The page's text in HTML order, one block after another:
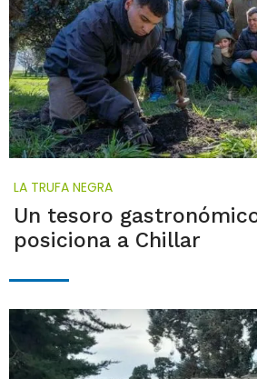
LA TRUFA NEGRA
Un tesoro
posiciona a Chillar